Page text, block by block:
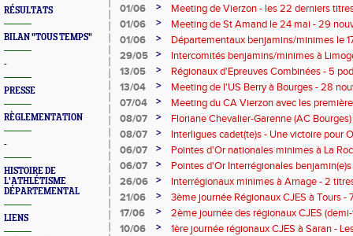
RÉSULTATS
BILAN "TOUS TEMPS"
-
PRESSE
RÈGLEMENTATION
-
HISTOIRE DE
L'ATHLÉTISME
DÉPARTEMENTAL
LIENS
01/06
>
Meeting de Vierzon - les 22 derniers
distribués
01/06 >
Meeting de St Amand le 24 mai - 29
départementaux décernés
01/06 >
Départementaux benjamins/minimes le
29/05
>
Intercomités benjamins/minimes à
comportement des équipes du Cher
13/05 >
Régionaux d'Epreuves Combinées - 5
du Cher
13/04 >
Meeting de l'US Berry à Bourges - 28
lors de cette 2ème journée
07/04 >
Meeting du CA Vierzon avec les
pour les championnats du Cher - Déjà 21
08/07 >
Floriane Chevalier-Garenne (AC
espoir du 5000 mètres en 17'20"65
08/07 >
Interligues cadet(te)s - Une victoire pour
sur 2000 m steeple et un nouveau
Brackenier-Doskotck (AC Bourges) sur
06/07 >
Pointes d'Or nationales minimes à La
de Clément Foucat
06/07 >
Pointes d'Or Interrégionales
résultats du Cher
26/06 >
Interrégionaux minimes à Arnage - 2
Cher
21/06 >
3ème journée Régionaux CJES à Tours -
"gros" record du Cher pour Oksana
17/06 >
2ème journée des régionaux CJES
titres et 2 podiums pour le Cher
10/06 >
1ère journée régionaux CJES à Saran -